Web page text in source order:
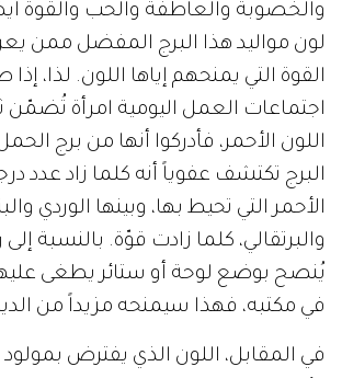
والخصوبة والعاطفة والحب والقوة
لون مواليد هذا البرج المفضل ممن
القوة التي يمنحهم إياها اللون. لذا،
اجتماعات العمل اليومية امرأة تُضمّن
اللون الأحمر، فأدركوا أنها من برج
البرج تكتشف عفوياً أنه كلما زاد عدد
الأحمر التي تحيط بها، وبينها الوردي
والبرتقالي، كلما زادت قوّة. بالنسبة
يُنصح بوضع لوحة أو ستائر يطغى عليها
في مكتبه، فهذا سيمنحه مزيداً من
في المقابل، اللون الذي يفترض